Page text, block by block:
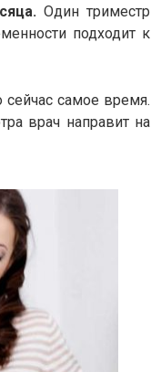
Один триместр
подходит к
сейчас самое время.
врач направит на